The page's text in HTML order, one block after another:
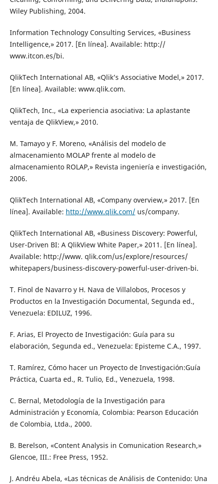
Wiley Publishing, 2004.
Information Technology Consulting Services, «Business
Intelligence,» 2017. [En línea]. Available: http://
www.itcon.es/bi.
QlikTech International AB, «Qlik’s Associative Model,» 2017.
[En línea]. Available: www.qlik.com.
QlikTech, Inc., «La experiencia asociativa: La aplastante
ventaja de QlikView,» 2010.
M. Tamayo y F. Moreno, «Análisis del modelo de
almacenamiento MOLAP frente al modelo de
almacenamiento ROLAP,» Revista ingeniería e investigación,
2006.
QlikTech International AB, «Company overview,» 2017. [En
línea]. Available: http://www.qlik.com/us/company.
QlikTech International AB, «Business Discovery: Powerful,
User-Driven BI: A QlikView White Paper,» 2011. [En línea].
Available: http://www. qlik.com/us/explore/resources/
whitepapers/business-discovery-powerful-user-driven-bi.
T. Finol de Navarro y H. Nava de Villalobos, Procesos y
Productos en la Investigación Documental, Segunda ed.,
Venezuela: EDILUZ, 1996.
F. Arias, El Proyecto de Investigación: Guía para su
elaboración, Segunda ed., Venezuela: Episteme C.A., 1997.
T. Ramírez, Cómo hacer un Proyecto de Investigación:Guía
Práctica, Cuarta ed., R. Tulio, Ed., Venezuela, 1998.
C. Bernal, Metodología de la Investigación para
Administración y Economía, Colombia: Pearson Educación
de Colombia, Ltda., 2000.
B. Berelson, «Content Analysis in Comunication Research,»
Glencoe, III.: Free Press, 1952.
J. Andréu Abela, «Las técnicas de Análisis de Contenido: Una